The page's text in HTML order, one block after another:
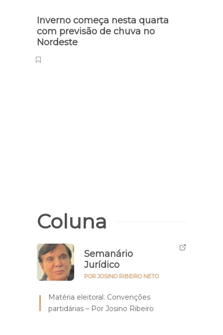
Inverno começa nesta quarta
com previsão de chuva no
Nordeste
Coluna
Semanário
Jurídico
POR JOSINO RIBEIRO NETO
Matéria eleitoral. Convenções
partidárias – Por Josino Ribeiro